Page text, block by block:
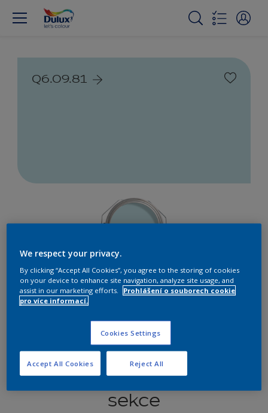
Q6.09.81
Najít výrobek v tomto odstínu
Koordinovat barevné
sekce
We respect your privacy.
By clicking “Accept All Cookies”, you agree to the storing of cookies
on your device to enhance site navigation, analyze site usage, and
assist in our marketing efforts.
Prohlášení o souborech cookie
pro více informací.
Cookies Settings
Reject All
Accept All Cookies